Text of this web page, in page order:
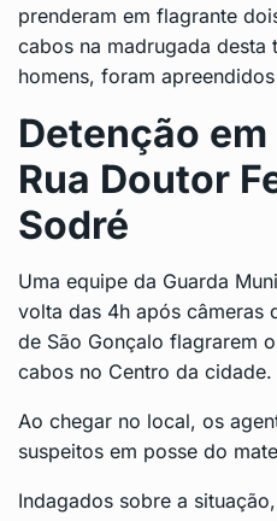
prenderam em flagrante
cabos na madrugada
homens, foram
Detenção
Rua Doutor
Sodré
Uma equipe da Guarda
volta das 4h após câmeras
de São Gonçalo flagrarem
cabos no Centro da cidade.
Ao chegar no local, os
suspeitos em posse do
Indagados sobre a